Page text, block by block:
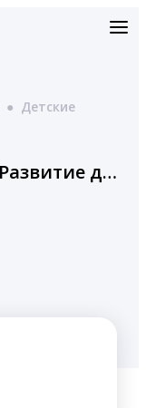
● Детские
Детские поделки. Развитие детей.